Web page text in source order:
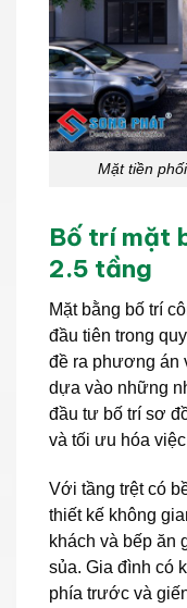
Mặt tiền
Bố trí mặt
2.5 tầng
Mặt bằng bố trí
đầu tiên trong
đề ra phương án
dựa vào những
đầu tư bố trí sơ
và tối ưu hóa
Với tầng trệt có
thiết kế không
khách và bếp ăn
sủa. Gia đình có
phía trước và